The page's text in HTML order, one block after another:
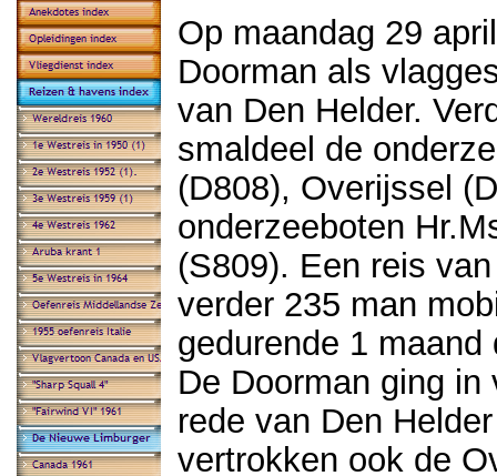
Op maandag 29
Doorman als
van Den Helder.
smaldeel de
(D808), Overijssel
onderzeeboten
(S809). Een reis
verder 235 man
gedurende 1
De Doorman ging
rede van Den
vertrokken ook de